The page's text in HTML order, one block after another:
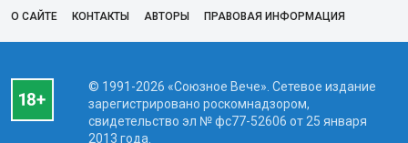
О САЙТЕ КОНТАКТЫ АВТОРЫ ПРАВОВАЯ ИНФОРМАЦИЯ
© 1991-2026 «Союзное Вече». Сетевое издание
зарегистрировано роскомнадзором,
свидетельство эл № фc77-52606 от 25 января
2013 года.